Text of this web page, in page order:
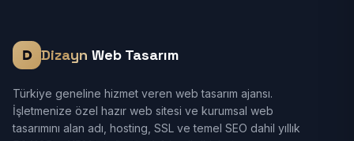
Dizayn Web Tasarım
Türkiye geneline hizmet veren web tasarım ajansı.
İşletmenize özel hazır web sitesi ve kurumsal web
tasarımını alan adı, hosting, SSL ve temel SEO dahil yıllık